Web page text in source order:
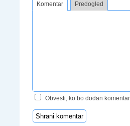
Komentar Predogled
Obvesti, ko bo dodan komentar